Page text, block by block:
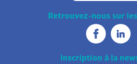
Retrouvez-nous sur
Inscription à la